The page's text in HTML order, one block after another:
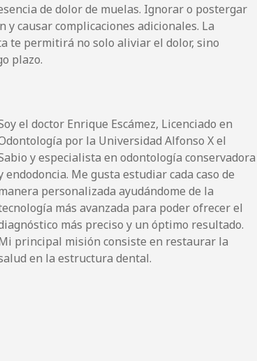
de dolor de muelas. Ignorar o postergar
causar complicaciones adicionales. La
te permitirá no solo aliviar el dolor, sino
plazo.
el doctor Enrique Escámez, Licenciado en
por la Universidad Alfonso X el
y especialista en odontología conservadora
endodoncia. Me gusta estudiar cada caso de
personalizada ayudándome de la
más avanzada para poder ofrecer el
más preciso y un óptimo resultado.
principal misión consiste en restaurar la
en la estructura dental.